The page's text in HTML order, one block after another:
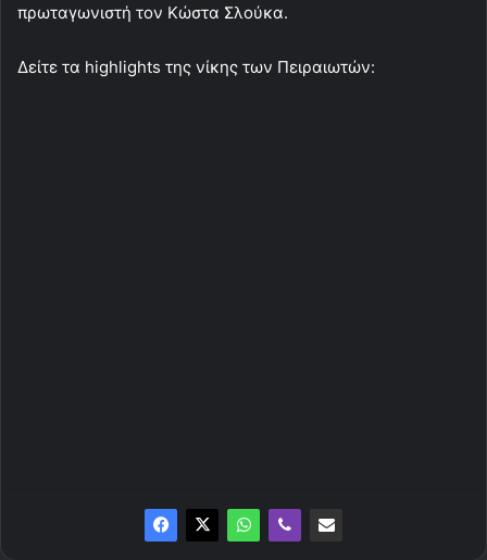
πρωταγωνιστή τον Κώστα Σλούκα.
Δείτε τα highlights της νίκης των Πειραιωτών: